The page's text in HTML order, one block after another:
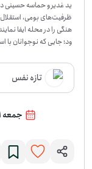
ید غدیر و حماسه حسینی
ظرفیت‌های بومی،
هنگی را در محله ایفا
ود؛ جایی که نوجوانان با
ده پیوند عمیق غدیر و
رکت، تیم‌های عملیاتی
ضمن تبریک ایام ولایت،
ی شیوا تبیین نموده و
ده از عشق و ارادت
تازه نفس
جمعه 01 خرداد